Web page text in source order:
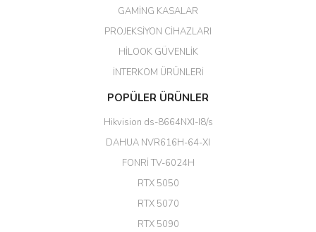
Her şey için teşekkür ederim çok
Erdal Cingöz | 07/02/2026
Başarılı. Bu vasıfta bir ürünü bu
kadar uygun fiyata bulabilmek
büyük şans. Güvenliticaret
(HIKVISION DS-3E0326P-E/M(B)
GAMİNG KASALAR
PROJEKSİYON CİHAZLARI
HİLOOK GÜVENLİK
İNTERKOM ÜRÜNLERİ
POPÜLER ÜRÜNLER
Hikvision ds-8664NXI-I8/s
DAHUA NVR616H-64-XI
FONRİ TV-6024H
RTX 5050
RTX 5070
RTX 5090